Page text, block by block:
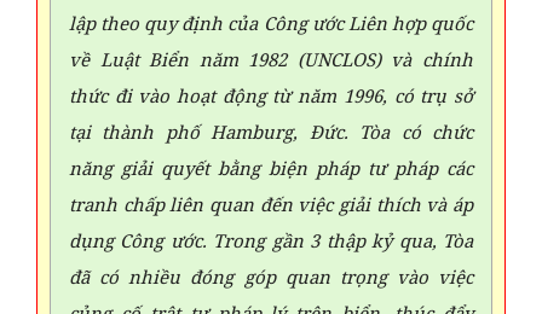
lập theo quy định của Công ước Liên hợp quốc
về Luật Biển năm 1982 (UNCLOS) và chính
thức đi vào hoạt động từ năm 1996, có trụ sở
tại thành phố Hamburg, Đức. Tòa có chức
năng giải quyết bằng biện pháp tư pháp các
tranh chấp liên quan đến việc giải thích và áp
dụng Công ước. Trong gần 3 thập kỷ qua, Tòa
đã có nhiều đóng góp quan trọng vào việc